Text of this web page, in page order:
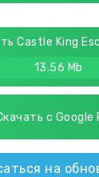
Castle King
13.56 Mb
с Google
на